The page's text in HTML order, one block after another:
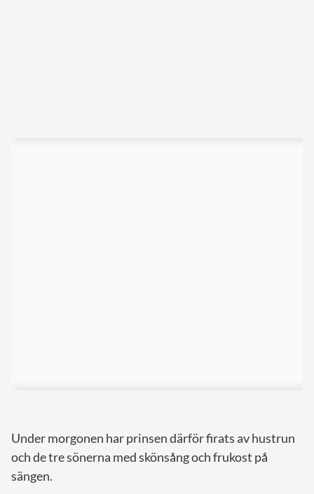
Under morgonen har prinsen därför firats av hustrun
och de tre sönerna med skönsång och frukost på
sängen.